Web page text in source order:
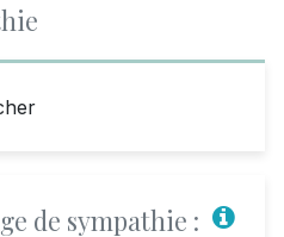
de sympathie :